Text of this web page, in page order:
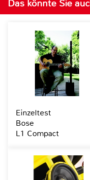
Das könnte Sie
Einzeltest
Bose
L1 Compact